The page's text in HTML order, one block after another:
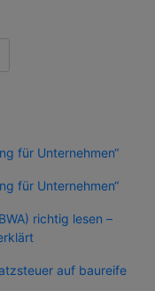
für Unternehmen“
für Unternehmen“
richtig lesen –
auf baureife